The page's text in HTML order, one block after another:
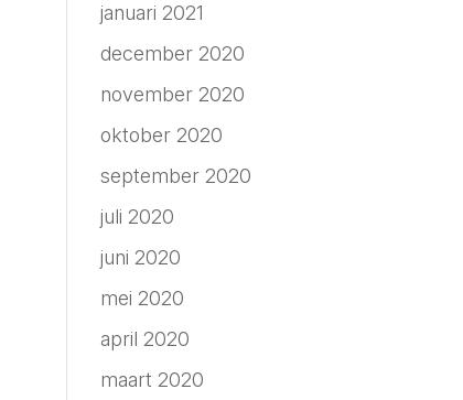
januari 2021
december 2020
november 2020
oktober 2020
september 2020
juli 2020
juni 2020
mei 2020
april 2020
maart 2020